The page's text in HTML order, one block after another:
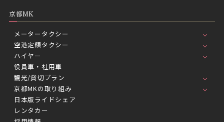
京都MK
メータータクシー
空港定額タクシー
ハイヤー
役員車・社用車
観光/貸切プラン
京都MKの取り組み
日本版ライドシェア
レンタカー